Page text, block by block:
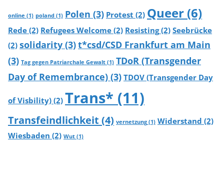
online (1) poland (1) Polen (3) Protest (2) Queer (6)
Rede (2) Refugees Welcome (2) Resisting(2) Seebrücke
(2) solidarity (3)t*csd/CSD Frankfurt am Main
(3) Tag gegen Patriarchale Gewalt (1) TDoR (Transgender
Day of Remembrance) (3) TDOV (Transgender Day
of Visbility) (2) Trans* (11)
Transfeindlichkeit (4) vernetzung (1) Widerstand (2)
Wiesbaden (2) Wut (1)